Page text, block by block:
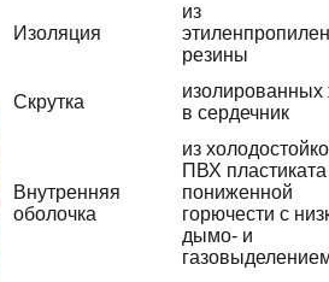
Изоляция
из
резины
Скрутка
изолированных
в сердечник
Внутренняя
оболочка
из
ПВХ пластиката
пониженной
горючести с
дымо- и